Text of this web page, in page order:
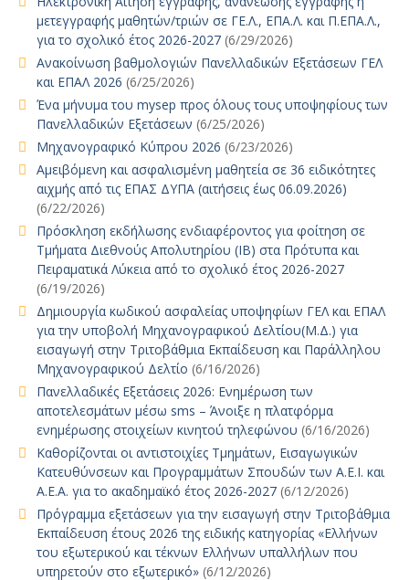
μετεγγραφής μαθητών/τριών σε ΓΕ.Λ., ΕΠΑ.Λ. και Π.ΕΠΑ.Λ.,
για το σχολικό έτος 2026-2027 (6/29/2026)
Ανακοίνωση βαθμολογιών Πανελλαδικών Εξετάσεων ΓΕΛ
και ΕΠΑΛ 2026 (6/25/2026)
Ένα μήνυμα του mysep προς όλους τους υποψηφίους των
Πανελλαδικών Εξετάσεων (6/25/2026)
Μηχανογραφικό Κύπρου 2026 (6/23/2026)
Αμειβόμενη και ασφαλισμένη μαθητεία σε 36 ειδικότητες
αιχμής από τις ΕΠΑΣ ΔΥΠΑ (αιτήσεις έως 06.09.2026)
(6/22/2026)
Πρόσκληση εκδήλωσης ενδιαφέροντος για φοίτηση σε
Τμήματα Διεθνούς Απολυτηρίου (IB) στα Πρότυπα και
Πειραματικά Λύκεια από το σχολικό έτος 2026-2027
(6/19/2026)
Δημιουργία κωδικού ασφαλείας υποψηφίων ΓΕΛ και ΕΠΑΛ
για την υποβολή Μηχανογραφικού Δελτίου(Μ.Δ.) για
εισαγωγή στην Τριτοβάθμια Εκπαίδευση και Παράλληλου
Μηχανογραφικού Δελτίο (6/16/2026)
Πανελλαδικές Εξετάσεις 2026: Ενημέρωση των
αποτελεσμάτων μέσω sms – Άνοιξε η πλατφόρμα
ενημέρωσης στοιχείων κινητού τηλεφώνου (6/16/2026)
Καθορίζονται οι αντιστοιχίες Τμημάτων, Εισαγωγικών
Κατευθύνσεων και Προγραμμάτων Σπουδών των Α.Ε.Ι. και
Α.Ε.Α. για το ακαδημαϊκό έτος 2026-2027 (6/12/2026)
Πρόγραμμα εξετάσεων για την εισαγωγή στην Τριτοβάθμια
Εκπαίδευση έτους 2026 της ειδικής κατηγορίας «Ελλήνων
του εξωτερικού και τέκνων Ελλήνων υπαλλήλων που
υπηρετούν στο εξωτερικό» (6/12/2026)